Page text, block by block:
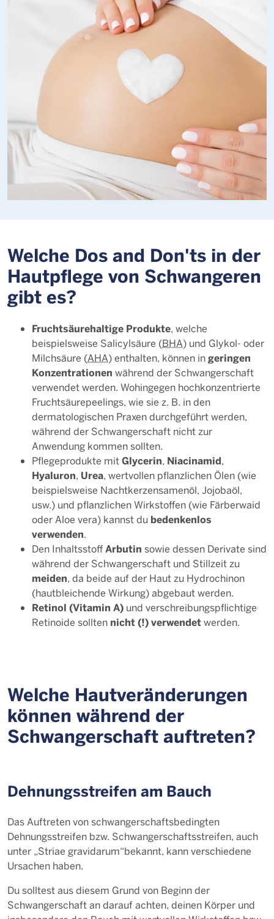
Welche Dos and Don'ts in der
Hautpflege von Schwangeren
gibt es?
Fruchtsäurehaltige Produkte, welche
beispielsweise Salicylsäure (BHA) und Glykol- oder
Milchsäure (AHA) enthalten, können ingeringen
Konzentrationen während der Schwangerschaft
verwendet werden. Wohingegen hochkonzentrierte
Fruchtsäurepeelings, wie sie z. B. in den
dermatologischen Praxen durchgeführt werden,
während der Schwangerschaft nicht zur
Anwendung kommen sollten.
Pflegeprodukte mitGlycerin, Niacinamid,
Hyaluron, Urea, wertvollen pflanzlichen Ölen (wie
beispielsweise Nachtkerzensamenöl, Jojobaöl,
usw.) und pflanzlichen Wirkstoffen (wie Färberwaid
oder Aloe vera) kannst du bedenkenlos
verwenden.
Den InhaltsstoffArbutin sowie dessen Derivate sind
während der Schwangerschaft und Stillzeit zu
meiden, da beide auf der Haut zu Hydrochinon
(hautbleichende Wirkung) abgebaut werden.
Retinol (Vitamin A) und verschreibungspflichtige
Retinoide sollten nicht (!) verwendetwerden.
Welche Hautveränderungen
können während der
Schwangerschaft auftreten?
Dehnungsstreifen am Bauch
Das Auftreten von schwangerschaftsbedingten
Dehnungsstreifen bzw. Schwangerschaftsstreifen, auch
unter „Striae gravidarum“bekannt, kann verschiedene
Ursachen haben.
Du solltest aus diesem Grund von Beginn der
Schwangerschaft an darauf achten, deinen Körper und